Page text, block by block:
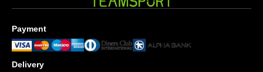
Payment
Delivery